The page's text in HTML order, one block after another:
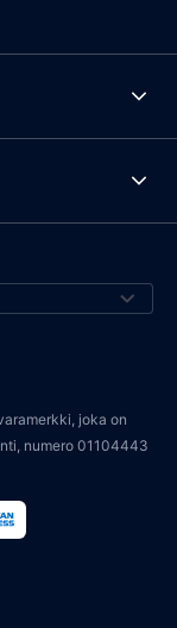
joka on
numero 01104443